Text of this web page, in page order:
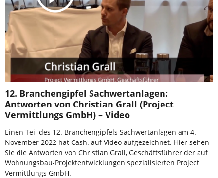
12. Branchengipfel Sachwertanlagen:
Antworten von Christian Grall (Project
Vermittlungs GmbH) – Video
Einen Teil des 12. Branchengipfels Sachwertanlagen am 4.
November 2022 hat Cash. auf Video aufgezeichnet. Hier sehen
Sie die Antworten von Christian Grall, Geschäftsführer der auf
Wohnungsbau-Projektentwicklungen spezialisierten Project
Vermittlungs GmbH.